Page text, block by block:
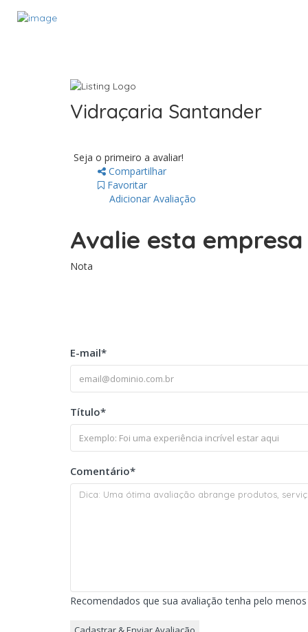
Vidraçaria Santander
Seja o primeiro a avaliar!
Compartilhar
Favoritar
Adicionar Avaliação
Avalie esta
Nota
E-mail*
Título*
Comentário*
Recomendados que sua avaliação tenha pelo